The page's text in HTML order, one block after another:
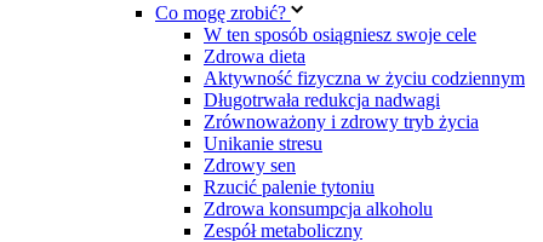
Co mogę zrobić?
W ten sposób osiągniesz swoje cele
Zdrowa dieta
Aktywność fizyczna w życiu codziennym
Długotrwała redukcja nadwagi
Zrównoważony i zdrowy tryb życia
Unikanie stresu
Zdrowy sen
Rzucić palenie tytoniu
Zdrowa konsumpcja alkoholu
Zespół metaboliczny